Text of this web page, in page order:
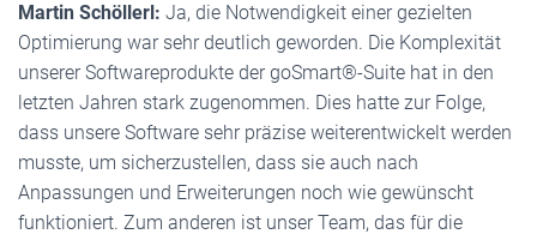
Martin Schöllerl: Ja, die Notwendigkeit einer gezielten
Optimierung war sehr deutlich geworden. Die Komplexität
unserer Softwareprodukte der goSmart®-Suite hat in den
letzten Jahren stark zugenommen. Dies hatte zur Folge,
dass unsere Software sehr präzise weiterentwickelt werden
musste, um sicherzustellen, dass sie auch nach
Anpassungen und Erweiterungen noch wie gewünscht
funktioniert. Zum anderen ist unser Team, das für die